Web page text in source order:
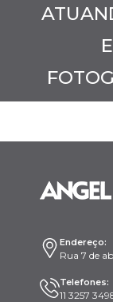
Endereço:
Rua 7 de
Telefones:
11 3257